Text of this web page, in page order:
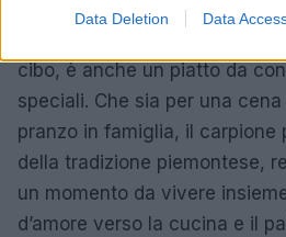
Data Deletion Data
cibo, è anche un piatto da
speciali. Che sia per una
pranzo in famiglia, il carpione
della tradizione piemontese,
un momento da vivere
d’amore verso la cucina e il